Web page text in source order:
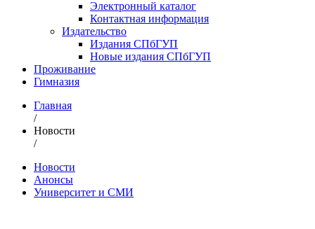
Электронный каталог
Контактная информация
Издательство
Издания СПбГУП
Новые издания СПбГУП
Проживание
Гимназия
Главная
/
Новости
/
Новости
Анонсы
Университет и СМИ